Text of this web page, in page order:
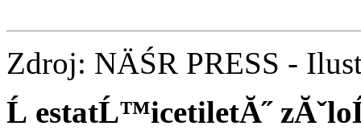
Zdroj: NÄŚR PRESS -
Ĺ estatĹ™icetiletĂ˝